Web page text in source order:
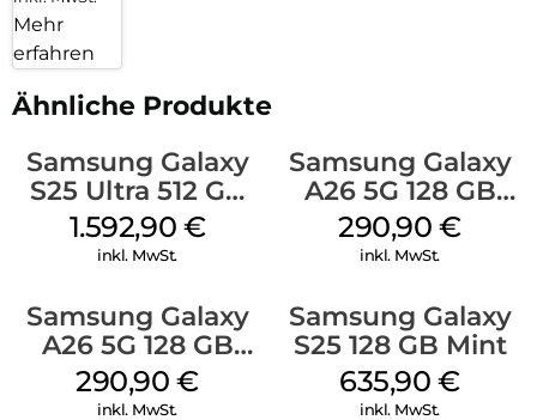
Mehr
erfahren
Ähnliche Produkte
Samsung Galaxy
S25 Ultra 512 GB
Titanium
Whitesilver
1.592,90 €
inkl. MwSt.
Samsung Galaxy
A26 5G 128 GB
Mint
290,90€
inkl. MwSt.
Samsung Galaxy
A26 5G 128 GB
White
290,90€
inkl. MwSt.
Samsung Galaxy
S25 128 GB Mint
635,90€
inkl. MwSt.